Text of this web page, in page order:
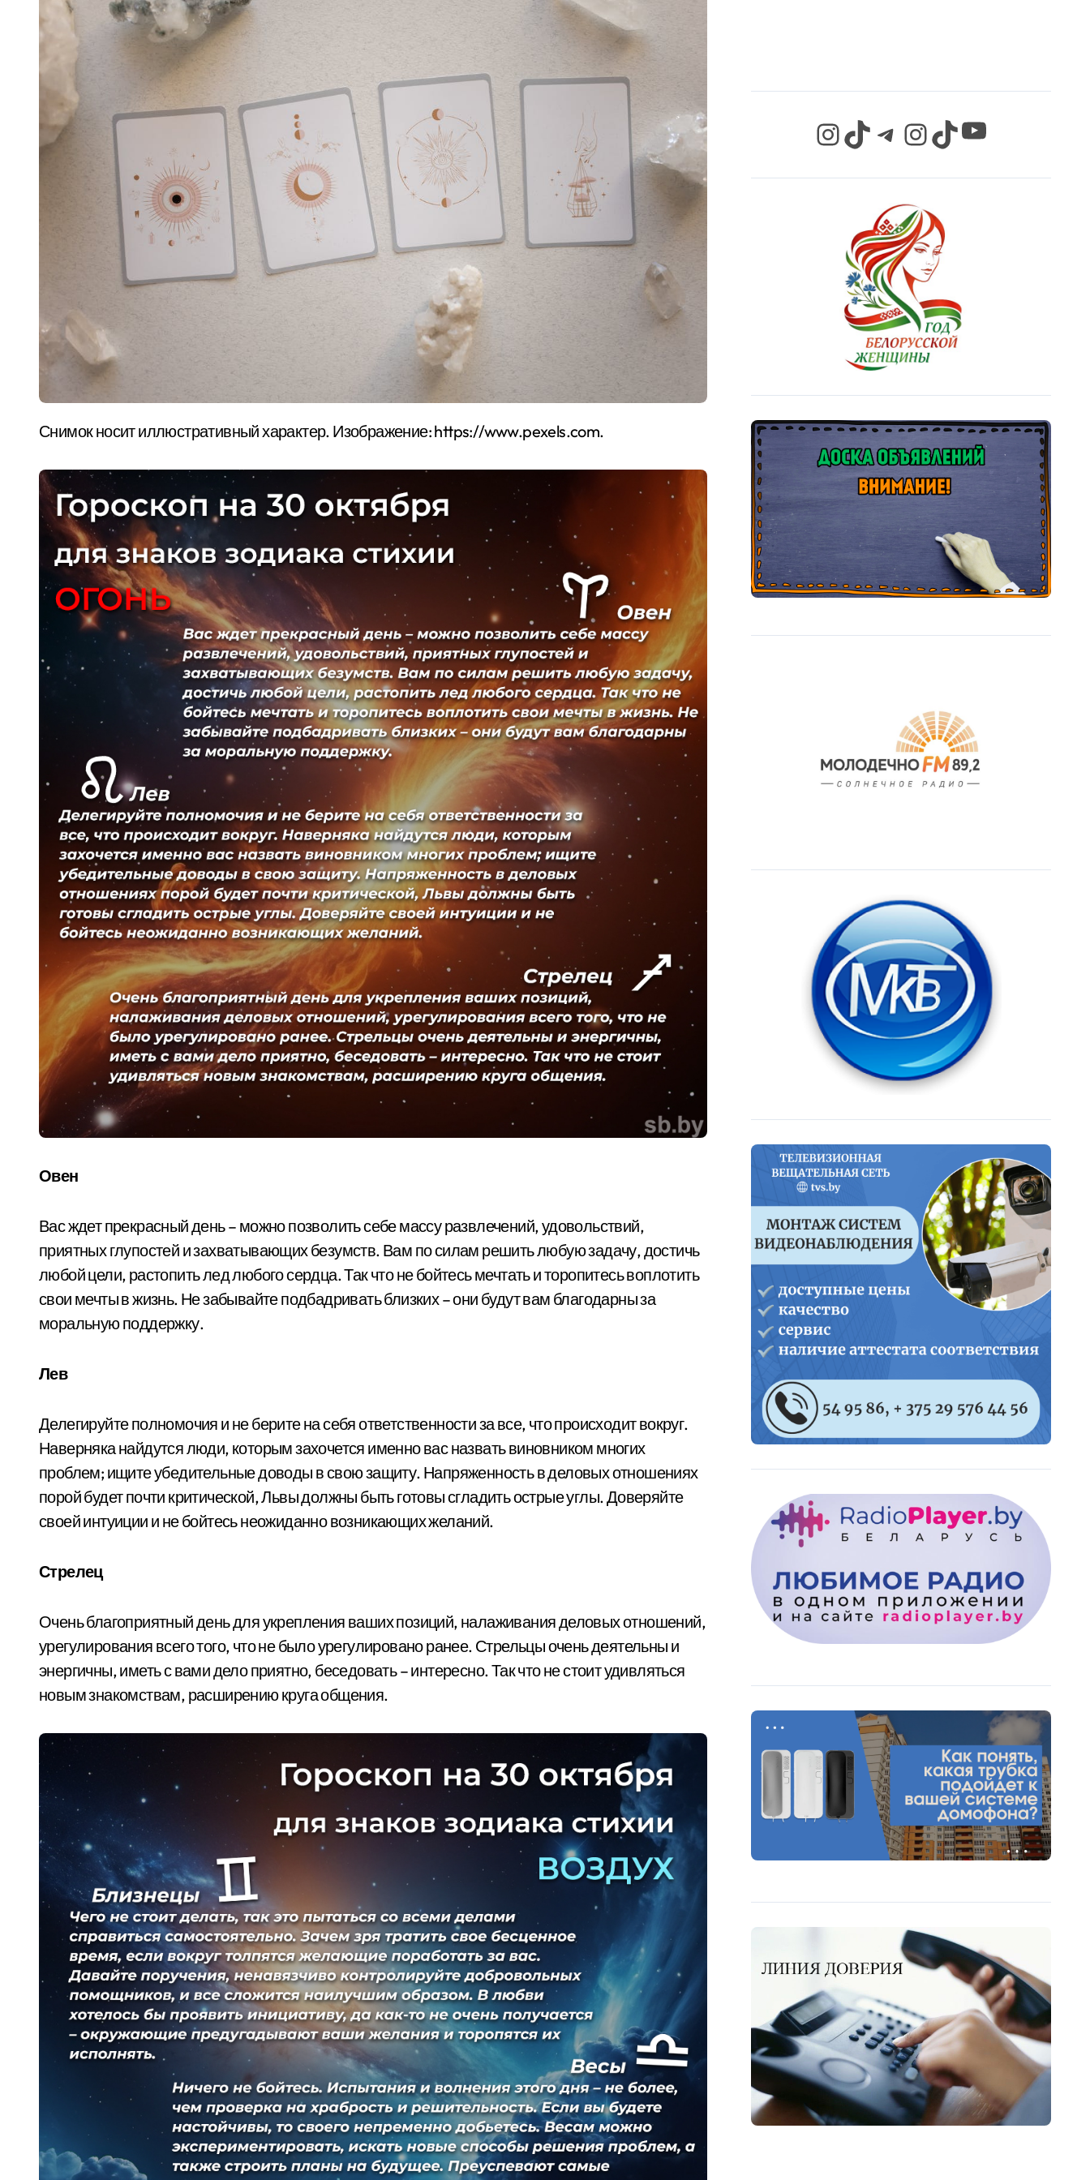
Снимок носит иллюстративный характер. Изображение: https://www.pexels.com.
Овен
Вас ждет прекрасный день – можно позволить себе массу развлечений, удовольствий,
приятных глупостей и захватывающих безумств. Вам по силам решить любую задачу, достичь
любой цели, растопить лед любого сердца. Так что не бойтесь мечтать и торопитесь воплотить
свои мечты в жизнь. Не забывайте подбадривать близких – они будут вам благодарны за
моральную поддержку.
Лев
Делегируйте полномочия и не берите на себя ответственности за все, что происходит вокруг.
Наверняка найдутся люди, которым захочется именно вас назвать виновником многих
проблем; ищите убедительные доводы в свою защиту. Напряженность в деловых отношениях
порой будет почти критической, Львы должны быть готовы сгладить острые углы. Доверяйте
своей интуиции и не бойтесь неожиданно возникающих желаний.
Стрелец
Очень благоприятный день для укрепления ваших позиций, налаживания деловых отношений,
урегулирования всего того, что не было урегулировано ранее. Стрельцы очень деятельны и
энергичны, иметь с вами дело приятно, беседовать – интересно. Так что не стоит удивляться
новым знакомствам, расширению круга общения.
InstagramTikTok Telegram InstagramTikTok YouTube